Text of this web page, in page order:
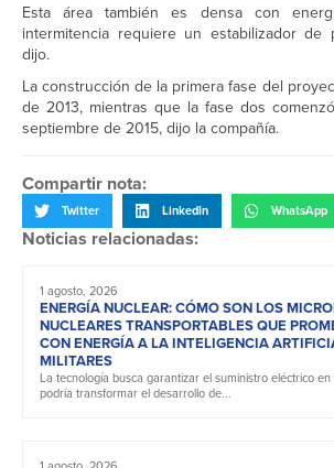
Esta área también es densa con
intermitencia requiere un estabilizador de
dijo.
La construcción de la primera fase del
de 2013, mientras que la fase dos
septiembre de 2015, dijo la compañía.
Compartir nota:
Twitter LinkedIn WhatsApp
Noticias relacionadas:
1 agosto, 2026
ENERGÍA NUCLEAR: CÓMO SON LOS
NUCLEARES TRANSPORTABLES QUE
CON ENERGÍA A LA INTELIGENCIA
MILITARES
La tecnología busca garantizar el suministro eléctrico
podría transformar el desarrollo de...